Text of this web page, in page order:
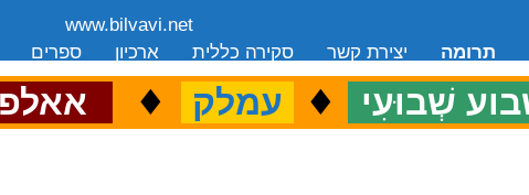
www.bilvavi.net
ספרים ארכיון סקירה כללית יצירת קשר תרומה
שְׁבוּעִי ♦ עמלק ♦